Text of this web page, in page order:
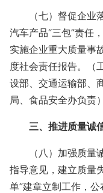
（七）督促企业落
汽车产品“三包”责任
实施企业重大质量事
度社会责任报告。（
设部、交通运输部、
局、食品安全办负责）
三、推进质量诚
（八）加强质量诚
指导意见，建立质量
单”建章立制工作，